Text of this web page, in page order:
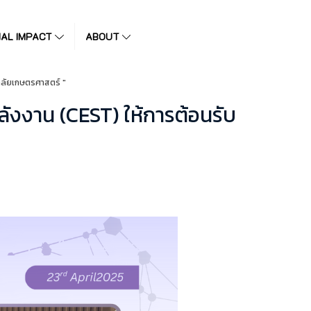
IMPACT ABOUT
ยเกษตรศาสตร์ "
งาน (CEST) ให้การต้อนรับ